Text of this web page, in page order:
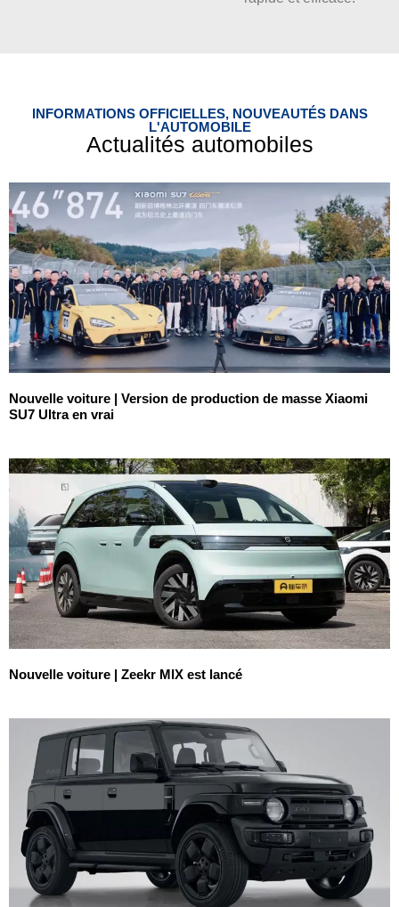
INFORMATIONS OFFICIELLES, NOUVEAUTÉS DANS
L'AUTOMOBILE
Actualités automobiles
Nouvelle voiture | Version de production de masse Xiaomi
SU7 Ultra en vrai
Nouvelle voiture | Zeekr MIX est lancé